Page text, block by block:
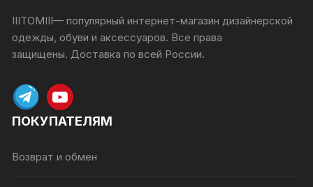
IIITOMIII— популярный интернет-магазин дизайнерской
одежды, обуви и аксессуаров. Все права
защищены. Доставка по всей России.
ПОКУПАТЕЛЯМ
Возврат и обмен